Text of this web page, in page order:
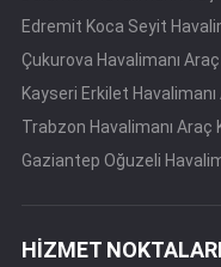
Edremit Koca Seyit
Çukurova Havalimanı
Kayseri Erkilet
Trabzon Havalimanı Araç
Gaziantep Oğuzeli
HİZMET